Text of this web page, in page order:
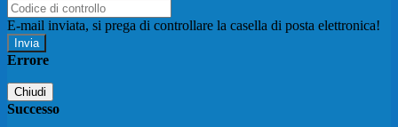
E-mail inviata, si prega di controllare la casella di posta elettronica!
Errore
Chiudi
Successo